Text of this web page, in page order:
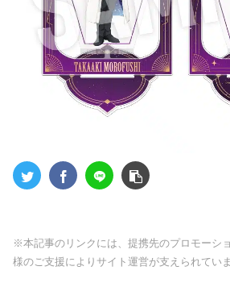
※本記事のリンクには、提携先のプロモーシ
様のご支援によりサイト運営が支えられていま